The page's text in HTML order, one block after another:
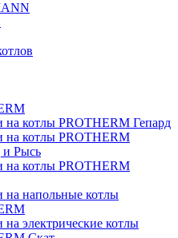
на котлы PROTHERM Гепард
на котлы PROTHERM
и Рысь
на котлы PROTHERM
на напольные котлы
на электрические котлы